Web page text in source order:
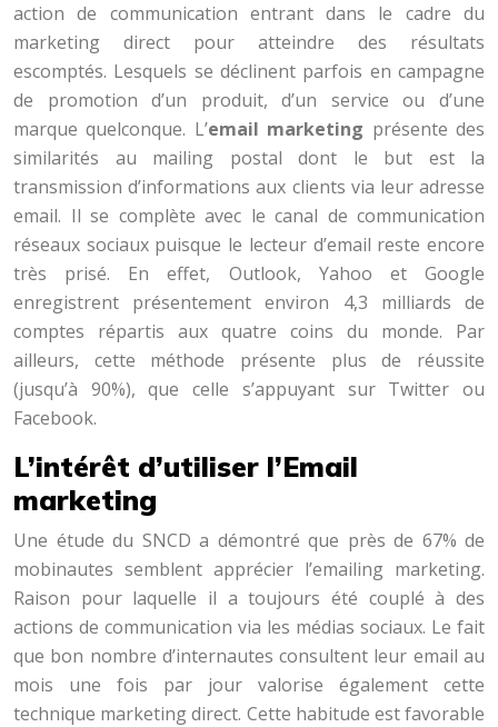
action de communication entrant dans le cadre du
marketing direct pour atteindre des résultats
escomptés. Lesquels se déclinent parfois en campagne
de promotion d’un produit, d’un service ou d’une
marque quelconque. L’email marketing présente des
similarités au mailing postal dont le but est la
transmission d’informations aux clients via leur adresse
email. Il se complète avec le canal de communication
réseaux sociaux puisque le lecteur d’email reste encore
très prisé. En effet, Outlook, Yahoo et Google
enregistrent présentement environ 4,3 milliards de
comptes répartis aux quatre coins du monde. Par
ailleurs, cette méthode présente plus de réussite
(jusqu’à 90%), que celle s’appuyant sur Twitter ou
Facebook.
L’intérêt d’utiliser l’Email
marketing
Une étude du SNCD a démontré que près de 67% de
mobinautes semblent apprécier l’emailing marketing.
Raison pour laquelle il a toujours été couplé à des
actions de communication via les médias sociaux. Le fait
que bon nombre d’internautes consultent leur email au
mois une fois par jour valorise également cette
technique marketing direct. Cette habitude est favorable